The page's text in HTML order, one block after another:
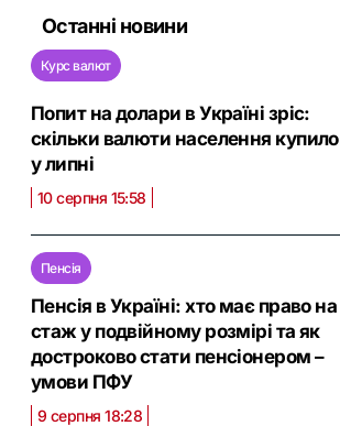
Останні новини
Курс валют
Попит на долари в Україні зріс:
скільки валюти населення купило
у липні
10 серпня 15:58
Пенсія
Пенсія в Україні: хто має право на
стаж у подвійному розмірі та як
достроково стати пенсіонером –
умови ПФУ
9 серпня 18:28